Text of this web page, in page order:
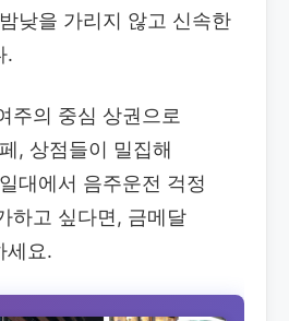
낮을 가리지 않고 신속한
.
주의 중심 상권으로
, 상점들이 밀집해
대에서 음주운전 걱정
하고 싶다면, 금메달
세요.